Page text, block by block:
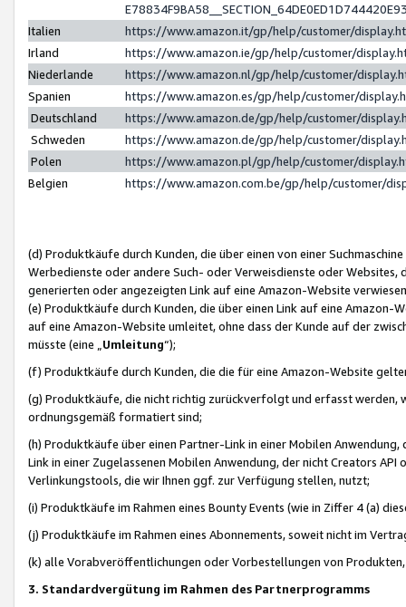
Italien
https://www.amazon.it/gp/help/customer/
Irland
https://www.amazon.ie/gp/help/customer/
Niederlande
https://www.amazon.nl/gp/help/customer/
Spanien
https://www.amazon.es/gp/help/customer/
Deutschland
https://www.amazon.de/gp/help/customer/
Schweden
https://www.amazon.de/gp/help/customer/
Polen
https://www.amazon.pl/gp/help/customer/
Belgien
https://www.amazon.com.be/gp/help/customer/
(d) Produktkäufe durch Kunden, die über einen von einer
Werbedienste oder andere Such- oder Verweisdienste oder Websites,
generierten oder angezeigten Link auf eine Amazon-Website
(e) Produktkäufe durch Kunden, die über einen Link auf eine
auf eine Amazon-Website umleitet, ohne dass der Kunde auf der
müsste (eine „ Umleitung“);
(f) Produktkäufe durch Kunden, die die für eine Amazon-Website
(g) Produktkäufe, die nicht richtig zurückverfolgt und erfasst werden,
ordnungsgemäß formatiert sind;
(h) Produktkäufe über einen Partner-Link in einer Mobilen
Link in einer Zugelassenen Mobilen Anwendung, der nicht Creators
Verlinkungstools, die wir Ihnen ggf. zur Verfügung stellen, nutzt;
(i) Produktkäufe im Rahmen eines Bounty Events (wie in Ziffer 4 (a)
(j) Produktkäufe im Rahmen eines Abonnements, soweit nicht im
(k) alle Vorabveröffentlichungen oder Vorbestellungen von
3. Standardvergütung im Rahmen des Partnerprogramms